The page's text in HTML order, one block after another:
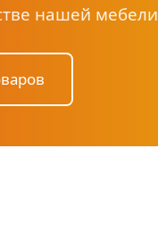
нашей мебели